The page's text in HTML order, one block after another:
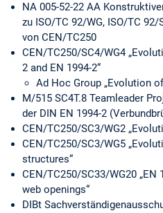
NA 005-52-22 AA
zu ISO/TC 92/WG, ISO/TC
von CEN/TC250
CEN/TC250/SC4/WG4
2 and EN 1994-2“
Ad Hoc Group „Evolution
M/515 SC4T.8 Teamleader
der DIN EN 1994-2
CEN/TC250/SC3/WG2
CEN/TC250/SC3/WG5
structures“
CEN/TC250/SC33/WG20
web openings“
DIBt